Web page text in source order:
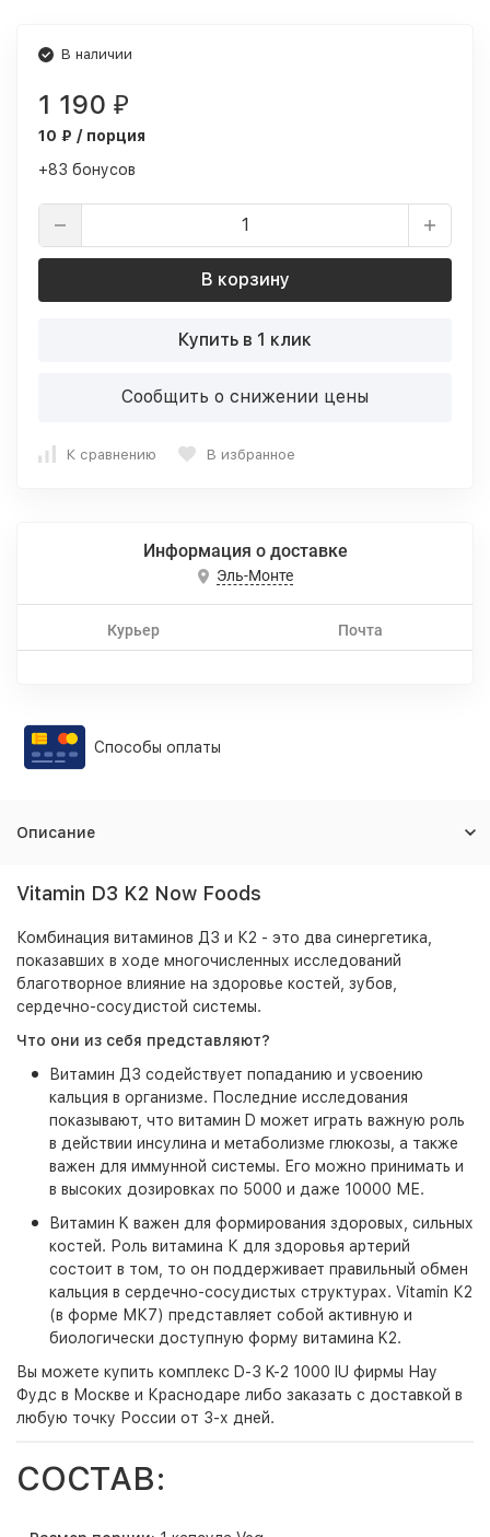
В наличии
1 190 ₽
10 ₽ / порция
+83 бонусов
В корзину
Купить в 1 клик
Сообщить о снижении цены
К сравнению В избранное
Информация о доставке
Эль-Монте
Курьер Почта
Способы оплаты
Описание
Vitamin D3 K2 Now Foods
Комбинация витаминов Д3 и К2 - это два синергетика,
показавших в ходе многочисленных исследований
благотворное влияние на здоровье костей, зубов,
сердечно-сосудистой системы.
Что они из себя представляют?
Витамин Д3 содействует попаданию и усвоению
кальция в организме. Последние исследования
показывают, что витамин D может играть важную роль
в действии инсулина и метаболизме глюкозы, а также
важен для иммунной системы. Его можно принимать и
в высоких дозировках по 5000 и даже 10000 МЕ.
Витамин K важен для формирования здоровых, сильных
костей. Роль витамина К для здоровья артерий
состоит в том, то он поддерживает правильный обмен
кальция в сердечно-сосудистых структурах. Vitamin К2
(в форме МК7) представляет собой активную и
биологически доступную форму витамина K2.
Вы можете купить комплекс D-3 K-2 1000 IU фирмы Нау
Фудс в Москве и Краснодаре либо заказать с доставкой в
любую точку России от 3-х дней.
СОСТАВ: